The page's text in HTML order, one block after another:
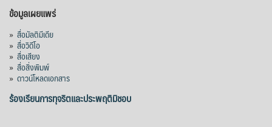
ข้อมูลเผยแพร่
» สื่อมัลติมีเดีย
» สื่อวิดีโอ
» สื่อเสียง
» สื่อสิ่งพิมพ์
» ดาวน์โหลดเอกสาร
ร้องเรียนการทุจริตและประพฤติมิชอบ